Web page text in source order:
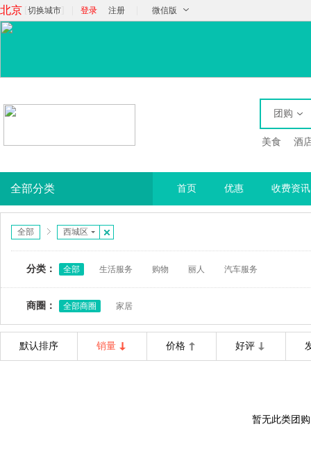
北京 切换城市 登录 注册 微信版
团购
美食 酒
全部分类 首页 优惠 收费资讯
全部 西城区
分类： 全部 生活服务 购物 丽人 汽车服务
商圈： 全部商圈 家居
默认排序 销量 价格 好评
暂无此类团